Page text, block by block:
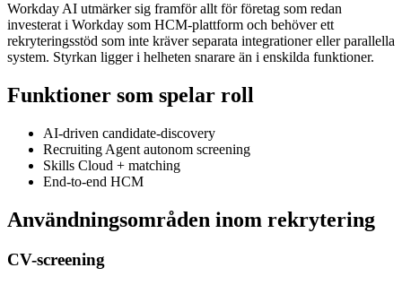
Workday AI utmärker sig framför allt för företag som redan
investerat i Workday som HCM-plattform och behöver ett
rekryteringsstöd som inte kräver separata integrationer eller parallella
system. Styrkan ligger i helheten snarare än i enskilda funktioner.
Funktioner som spelar roll
AI-driven candidate-discovery
Recruiting Agent autonom screening
Skills Cloud + matching
End-to-end HCM
Användningsområden inom rekrytering
CV-screening